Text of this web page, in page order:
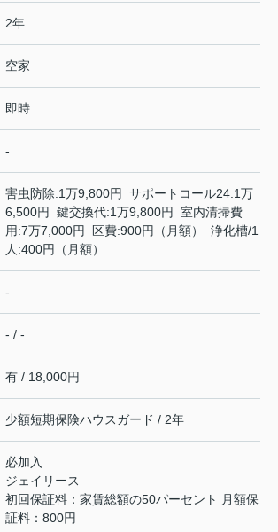
2年
空家
即時
-
害虫防除:1万9,800円 サポートコール24:1万
6,500円 鍵交換代:1万9,800円 室内清掃費
用:7万7,000円 区費:900円（月額） 浄化槽/1
人:400円（月額）
-
- / -
有 / 18,000円
少額短期保険ハウスガード / 2年
必加入
ジェイリース
初回保証料：家賃総額の50パーセント 月額保
証料：800円